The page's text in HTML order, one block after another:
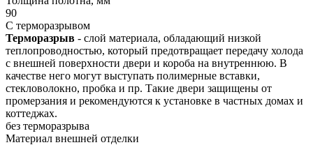
90
С терморазрывом
Терморазрыв - слой материала, обладающий низкой
теплопроводностью, который предотвращает передачу холода
с внешней поверхности двери и короба на внутреннюю. В
качестве него могут выступать полимерные вставки,
стекловолокно, пробка и пр. Такие двери защищены от
промерзания и рекомендуются к установке в частных домах и
коттеджах.
без терморазрыва
Материал внешней отделки